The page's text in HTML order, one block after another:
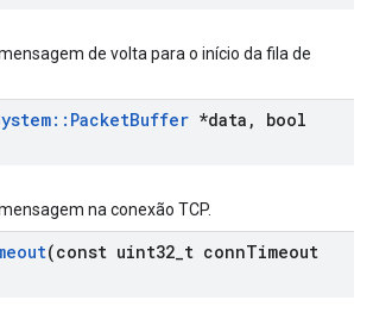
de volta para o início da fila de
:: PacketBuffer *data ,
bool
na conexão TCP.
(const uint32 t connTimeout